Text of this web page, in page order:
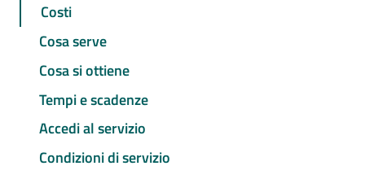
Costi
Cosa serve
Cosa si ottiene
Tempi e scadenze
Accedi al servizio
Condizioni di servizio